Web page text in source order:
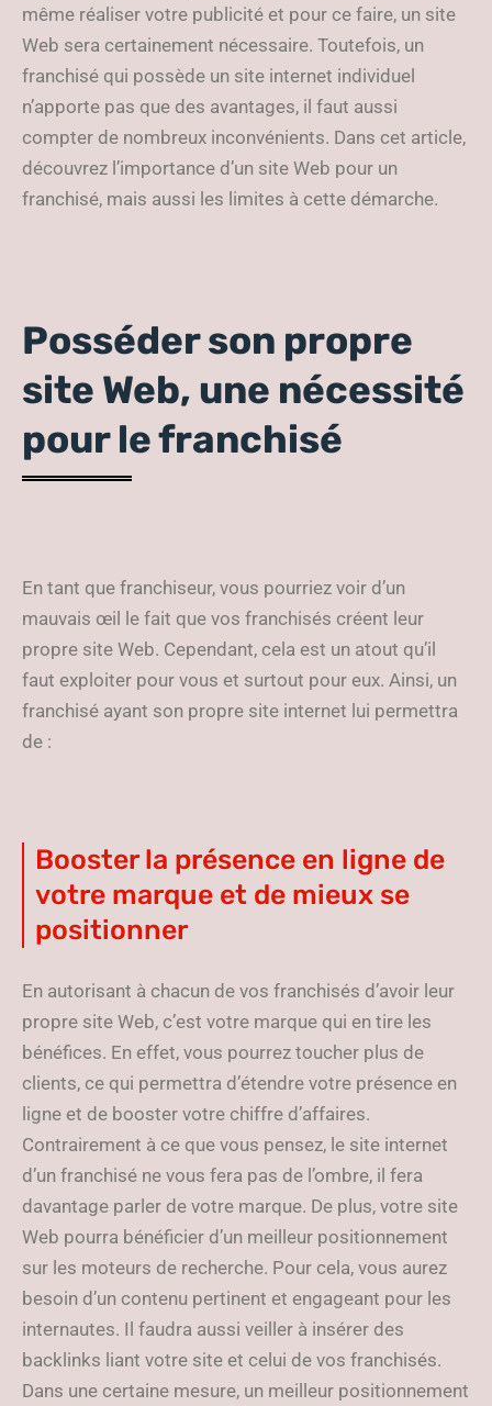
même réaliser votre publicité et pour ce faire, un site
Web sera certainement nécessaire. Toutefois, un
franchisé qui possède un site internet individuel
n’apporte pas que des avantages, il faut aussi
compter de nombreux inconvénients. Dans cet article,
découvrez l’importance d’un site Web pour un
franchisé, mais aussi les limites à cette démarche.
Posséder son propre
site Web, une nécessité
pour le franchisé
En tant que franchiseur, vous pourriez voir d’un
mauvais œil le fait que vos franchisés créent leur
propre site Web. Cependant, cela est un atout qu’il
faut exploiter pour vous et surtout pour eux. Ainsi, un
franchisé ayant son propre site internet lui permettra
de :
Booster la présence en ligne de
votre marque et de mieux se
positionner
En autorisant à chacun de vos franchisés d’avoir leur
propre site Web, c’est votre marque qui en tire les
bénéfices. En effet, vous pourrez toucher plus de
clients, ce qui permettra d’étendre votre présence en
ligne et de booster votre chiffre d’affaires.
Contrairement à ce que vous pensez, le site internet
d’un franchisé ne vous fera pas de l’ombre, il fera
davantage parler de votre marque. De plus, votre site
Web pourra bénéficier d’un meilleur positionnement
sur les moteurs de recherche. Pour cela, vous aurez
besoin d’un contenu pertinent et engageant pour les
internautes. Il faudra aussi veiller à insérer des
backlinks liant votre site et celui de vos franchisés.
Dans une certaine mesure, un meilleur positionnement